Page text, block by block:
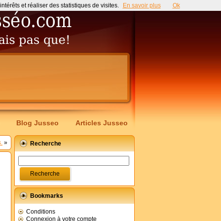
Blog Jusseo Articles Jusseo
» Recherche
Bookmarks
Conditions
Connexion à votre compte
et réaliser des statistiques de visites. En savoir plus Ok